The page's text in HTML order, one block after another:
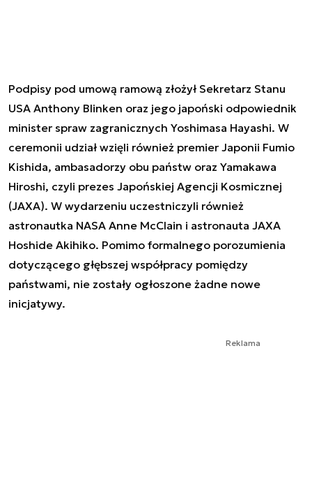
Podpisy pod umową ramową złożył Sekretarz Stanu
USA Anthony Blinken oraz jego japoński odpowiednik
minister spraw zagranicznych Yoshimasa Hayashi. W
ceremonii udział wzięli również premier Japonii Fumio
Kishida, ambasadorzy obu państw oraz Yamakawa
Hiroshi, czyli prezes Japońskiej Agencji Kosmicznej
(JAXA). W wydarzeniu uczestniczyli również
astronautka NASA Anne McClain i astronauta JAXA
Hoshide Akihiko. Pomimo formalnego porozumienia
dotyczącego głębszej współpracy pomiędzy
państwami, nie zostały ogłoszone żadne nowe
inicjatywy.
Reklama